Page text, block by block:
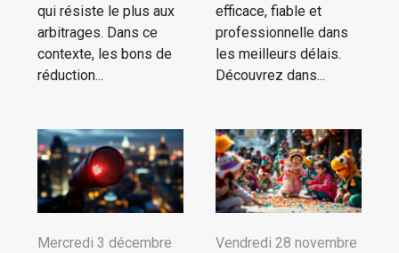
qui résiste le plus aux
arbitrages. Dans ce
contexte, les bons de
réduction...
efficace, fiable et
professionnelle dans
les meilleurs délais.
Découvrez dans...
Mercredi 3 décembre
Vendredi 28 novembre